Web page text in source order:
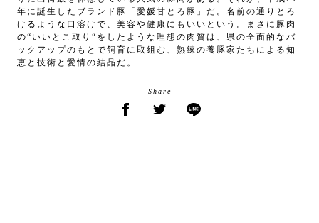
年に誕生したブランド豚「愛媛甘とろ豚」だ。名前の通りとろ
けるような口溶けで、美容や健康にもいいという。まさに豚肉
の“いいとこ取り“をしたような理想の肉質は、県の全面的なバ
ックアップのもとで飼育に取組む、熟練の養豚家たちによる知
恵と技術と愛情の結晶だ。
Share